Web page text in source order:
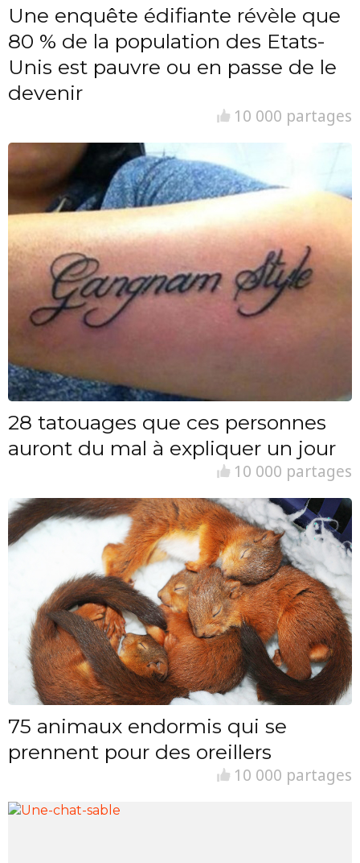
Une enquête édifiante révèle que
80 % de la population des Etats-
Unis est pauvre ou en passe de le
devenir
10 000 partages
28 tatouages que ces personnes
auront du mal à expliquer un jour
10 000 partages
75 animaux endormis qui se
prennent pour des oreillers
10 000 partages